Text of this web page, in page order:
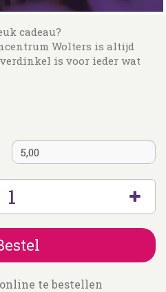
cadeau?
Wolters is altijd
is voor ieder wat
te bestellen